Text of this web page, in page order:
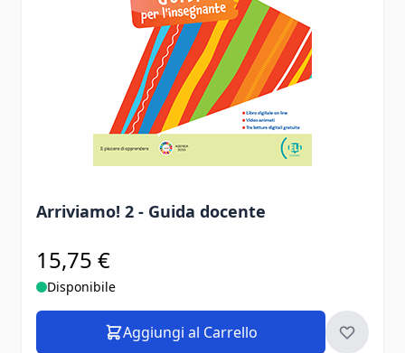
Arriviamo! 2 - Guida docente
15,75 €
Disponibile
Aggiungi al Carrello